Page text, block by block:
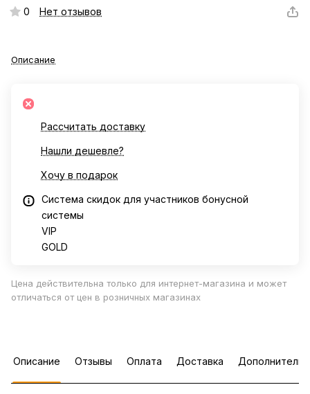
0 Нет отзывов
Описание
Рассчитать доставку
Нашли дешевле?
Хочу в подарок
Система скидок для участников бонусной
системы
VIP
GOLD
Цена действительна только для интернет-магазина и может
отличаться от цен в розничных магазинах
Описание Отзывы Оплата Доставка